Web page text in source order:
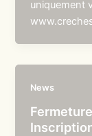
uniquement
News